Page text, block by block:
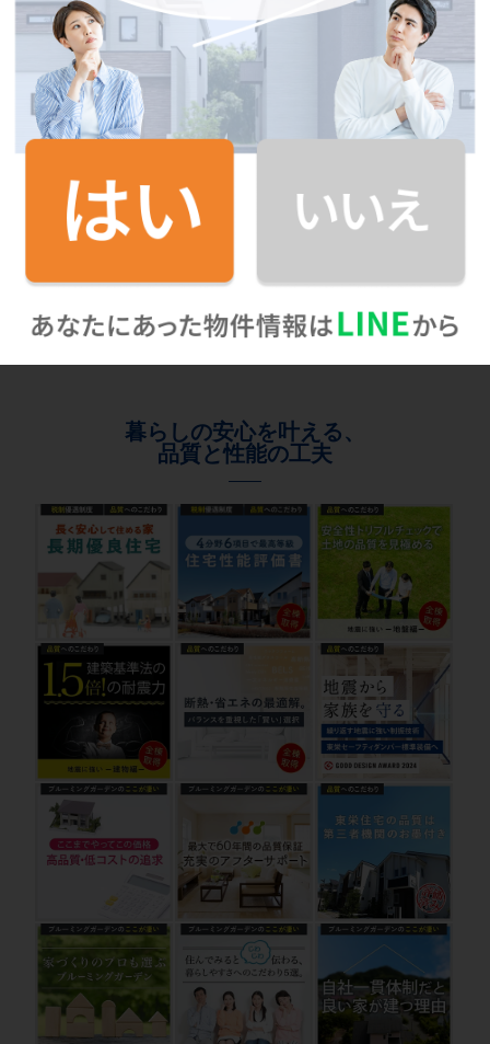
暮らしの安心を叶える、
品質と性能の工夫